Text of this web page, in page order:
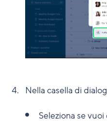
Nella casella di
Seleziona se